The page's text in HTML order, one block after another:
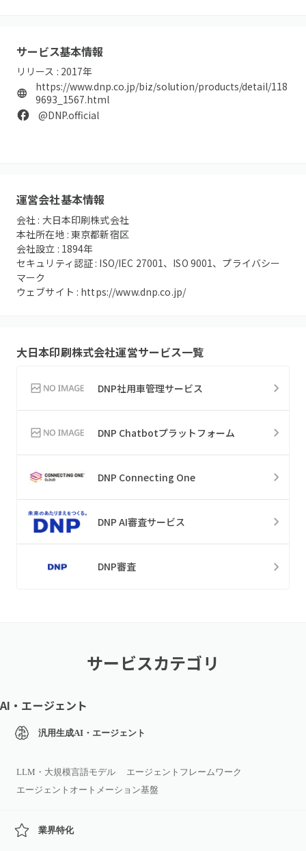
サービス基本情報
リリース : 2017年
https://www.dnp.co.jp/biz/solution/products/detail/118
9693_1567.html
@DNP.official
運営会社基本情報
会社 : 大日本印刷株式会社
本社所在地 :東京都新宿区
会社設立 : 1894年
セキュリティ認証 : ISO/IEC 27001、ISO 9001、プライバシー
マーク
ウェブサイト : https://www.dnp.co.jp/
大日本印刷株式会社運営サービス一覧
DNP社用車管理サービス
DNP Chatbotプラットフォーム
DNP Connecting One
DNP AI審査サービス
DNP審査
サービスカテゴリ
AI・エージェント
汎用生成AI・エージェント
LLM・大規模言語モデル
エージェントフレームワーク
エージェントオートメーション基盤
業界特化